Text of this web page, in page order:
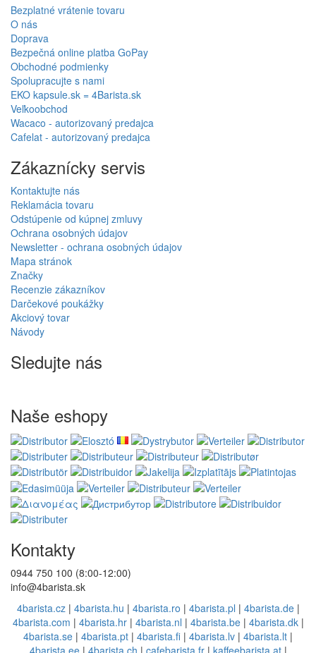
Bezplatné vrátenie tovaru
O nás
Doprava
Bezpečná online platba GoPay
Obchodné podmienky
Spolupracujte s nami
EKO kapsule.sk = 4Barista.sk
Veľkoobchod
Wacaco - autorizovaný predajca
Cafelat - autorizovaný predajca
Zákaznícky servis
Kontaktujte nás
Reklamácia tovaru
Odstúpenie od kúpnej zmluvy
Ochrana osobných údajov
Newsletter - ochrana osobných údajov
Mapa stránok
Značky
Recenzie zákazníkov
Darčekové poukážky
Akciový tovar
Návody
Sledujte nás
Naše eshopy
Kontakty
0944 750 100 (8:00-12:00)
info@4barista.sk
4barista.cz| 4barista.hu | 4barista.ro | 4barista.pl | 4barista.de|
4barista.com | 4barista.hr| 4barista.nl | 4barista.be| 4barista.dk|
4barista.se | 4barista.pt | 4barista.fi | 4barista.lv | 4barista.lt |